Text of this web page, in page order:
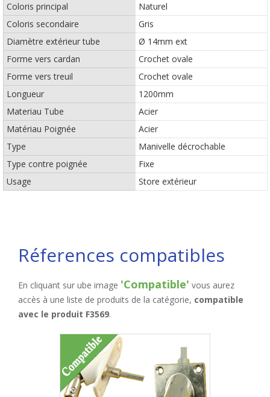
Coloris principal
Naturel
Coloris secondaire
Gris
Diamètre extérieur tube
Ø 14mm ext
Forme vers cardan
Crochet ovale
Forme vers treuil
Crochet ovale
Longueur
1200mm
Materiau Tube
Acier
Matériau Poignée
Acier
Type
Manivelle décrochable
Type contre poignée
Fixe
Usage
Store extérieur
Réferences compatibles
En cliquant sur ube image 'Compatible' vous aurez
accès à une liste de produits de la catégorie, compatible
avec le produit F3569.